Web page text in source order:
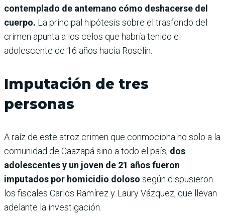
contemplado de antemano cómo deshacerse del
cuerpo. La principal hipótesis sobre el trasfondo del
crimen apunta a los celos que habría tenido el
adolescente de 16 años hacia Roselín.
Imputación de tres
personas
A raíz de este atroz crimen que conmociona no solo a la
comunidad de Caazapá sino a todo el país, dos
adolescentes y un joven de 21 años fueron
imputados por homicidio doloso según dispusieron
los fiscales Carlos Ramírez y Laury Vázquez, que llevan
adelante la investigación.